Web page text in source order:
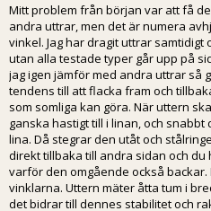
Mitt problem från början var att få
andra uttrar, men det är numera
vinkel. Jag har dragit uttrar
utan alla testade typer går upp på
jag igen jämför med andra uttrar så
tendens till att flacka fram och
som somliga kan göra. När uttern
ganska hastigt till i linan, och
lina. Då stegrar den utåt och
direkt tillbaka till andra sidan och
varför den omgående också
vinklarna. Uttern mäter åtta tum i
det bidrar till dennes stabilitet och